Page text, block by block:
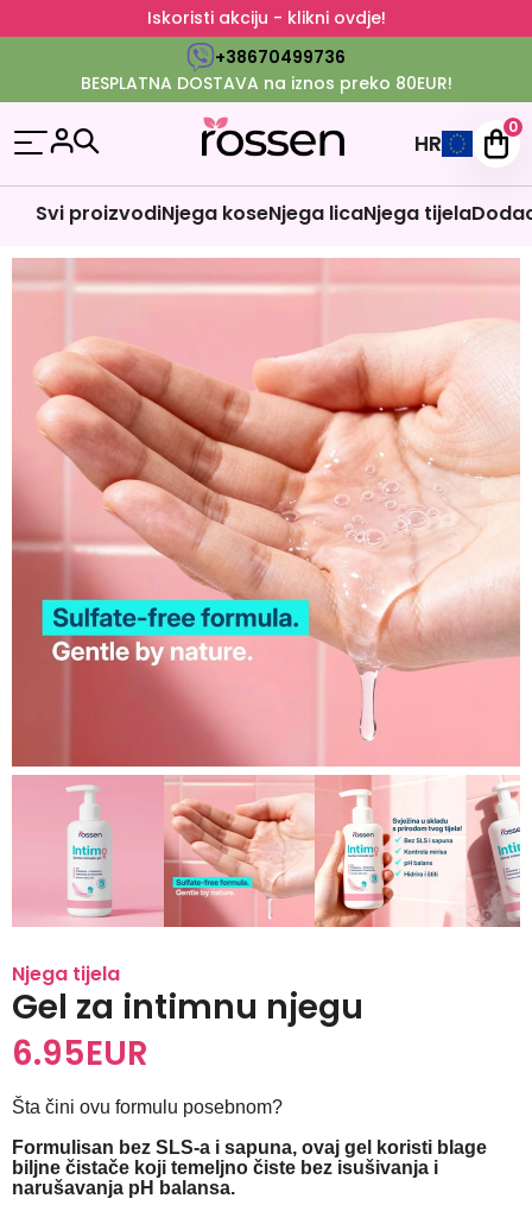
Iskoristi akciju - klikni ovdje!
+38670499736
BESPLATNA DOSTAVA na iznos preko 80EUR!
HR
0
Svi proizvodiNjega koseNjega licaNjega tijela
Njega tijela
Gel za intimnu njegu
6.95EUR
Šta čini ovu formulu posebnom?
Formulisan bez SLS-a i sapuna, ovaj gel koristi blage
biljne čistače koji temeljno čiste bez isušivanja i
narušavanja pH balansa.